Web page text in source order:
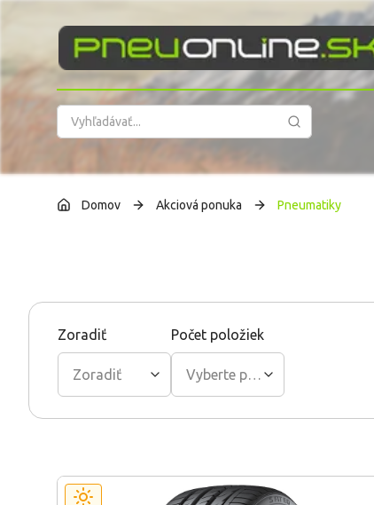
PneuOnline
Domov Akciová ponuka Pneumatiky
Zoradiť Počet položiek